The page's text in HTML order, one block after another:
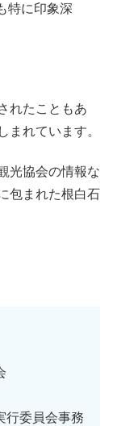
特に印象深
れたこともあ
まれています。
光協会の情報な
包まれた根白石
行委員会事務